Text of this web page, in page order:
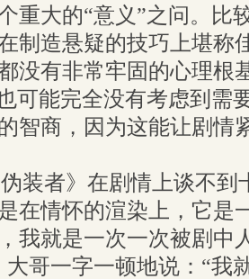
重大的“意义”之问。比
制造悬疑的技巧上堪称
没有非常牢固的心理根
可能完全没有考虑到需
智商，因为这能让剧情
装者》在剧情上谈不到
在情怀的渲染上，它是
我就是一次一次被剧中
大哥一字一顿地说：“我